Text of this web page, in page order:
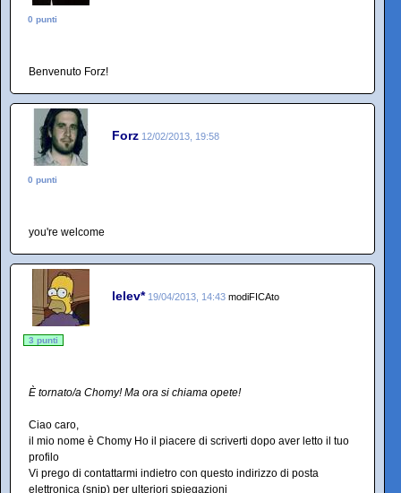
0 punti
Benvenuto Forz!
Forz 12/02/2013, 19:58
0 punti
you're welcome
lelev* 19/04/2013, 14:43 modiFICAto
3 punti
È tornato/a Chomy! Ma ora si chiama opete!
Ciao caro,
il mio nome è Chomy Ho il piacere di scriverti dopo aver letto il tuo
profilo
Vi prego di contattarmi indietro con questo indirizzo di posta
elettronica (snip) per ulteriori spiegazioni